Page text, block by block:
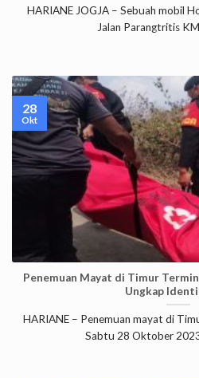
HARIANE JOGJA – Sebuah mobil
Jalan Parangtritis
Penemuan Mayat di Timur
Ungkap
HARIANE – Penemuan mayat di
Sabtu 28 Oktober
28
Okt